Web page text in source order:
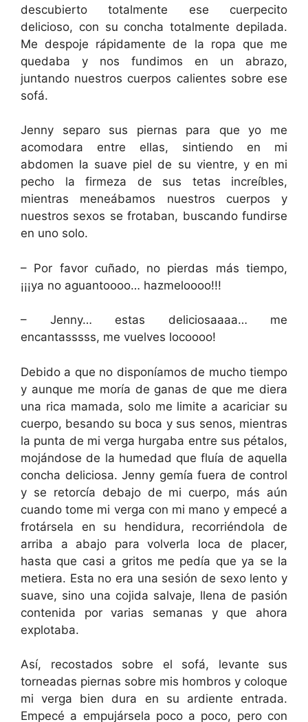
descubierto totalmente ese cuerpecito
delicioso, con su concha totalmente depilada.
Me despoje rápidamente de la ropa que me
quedaba y nos fundimos en un abrazo,
juntando nuestros cuerpos calientes sobre ese
sofá.
Jenny separo sus piernas para que yo me
acomodara entre ellas, sintiendo en mi
abdomen la suave piel de su vientre, y en mi
pecho la firmeza de sus tetas increíbles,
mientras meneábamos nuestros cuerpos y
nuestros sexos se frotaban, buscando fundirse
en uno solo.
– Por favor cuñado, no pierdas más tiempo,
¡¡¡ya no aguantoooo… hazmeloooo!!!
– Jenny… estas deliciosaaaa… me
encantasssss, me vuelves locoooo!
Debido a que no disponíamos de mucho tiempo
y aunque me moría de ganas de que me diera
una rica mamada, solo me limite a acariciar su
cuerpo, besando su boca y sus senos, mientras
la punta de mi verga hurgaba entre sus pétalos,
mojándose de la humedad que fluía de aquella
concha deliciosa. Jenny gemía fuera de control
y se retorcía debajo de mi cuerpo, más aún
cuando tome mi verga con mi mano y empecé a
frotársela en su hendidura, recorriéndola de
arriba a abajo para volverla loca de placer,
hasta que casi a gritos me pedía que ya se la
metiera. Esta no era una sesión de sexo lento y
suave, sino una cojida salvaje, llena de pasión
contenida por varias semanas y que ahora
explotaba.
Así, recostados sobre el sofá, levante sus
torneadas piernas sobre mis hombros y coloque
mi verga bien dura en su ardiente entrada.
Empecé a empujársela poco a poco, pero con